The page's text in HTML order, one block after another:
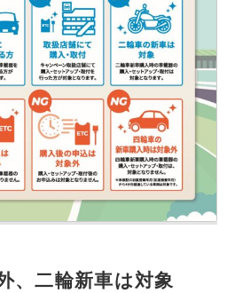
、二輪新車は対象